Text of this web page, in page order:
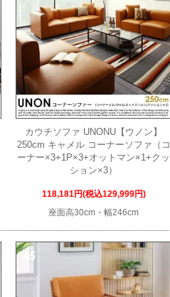
カウチソファ UNONU【ウノン】
250cm キャメル コーナーソファ（コ
ーナー×3+1P×3+オットマン×1+クッ
ション×3）
118,181円(税込129,999円)
座面高30cm・幅246cm
45